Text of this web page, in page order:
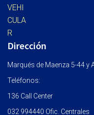
Dirección
Marqués de Maenza 5-44 y
Teléfonos:
136 Call Center
032 994440 Ofic. Centrales